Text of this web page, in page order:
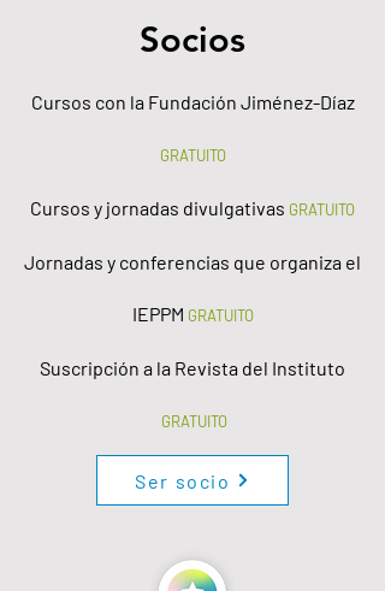
Socios
Cursos con la Fundación Jiménez-Díaz
GRATUITO
Cursos y jornadas divulgativas GRATUITO
Jornadas y conferencias que organiza el
IEPPM GRATUITO
Suscripción a la Revista del Instituto
GRATUITO
Ser socio